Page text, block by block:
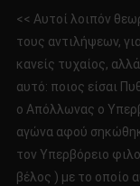
<< Αυτοί λοιπόν
τους αντιλήψεων,
κανείς τυχαίος,
αυτό: ποιος είσαι
ο Απόλλωνας ο
αγώνα αφού
τον Υπερβόρειο
βέλος ) με το οποίο